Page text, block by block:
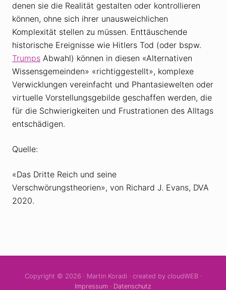
denen sie die Realität gestalten oder kontrollieren
können, ohne sich ihrer unausweichlichen
Komplexität stellen zu müssen. Enttäuschende
historische Ereignisse wie Hitlers Tod (oder bspw.
Trumps Abwahl) können in diesen «Alternativen
Wissensgemeinden» «richtiggestellt», komplexe
Verwicklungen vereinfacht und Phantasiewelten oder
virtuelle Vorstellungsgebilde geschaffen werden, die
für die Schwierigkeiten und Frustrationen des Alltags
entschädigen.
Quelle:
«Das Dritte Reich und seine
Verschwörungstheorien», von Richard J. Evans, DVA
2020.
Copyright © 2026 · Martin Koradi · created by cloudWEB ·
Impressum · Datenschutz